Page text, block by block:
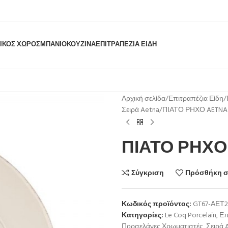
ΧΩΡΟΣΜΠΆΝΙΟΚΟΥΖΊΝΑΕΠΙΤΡΑΠΈΖΙΑ ΕΊΔΗ
Αρχική σελίδα Επιτραπέζια Είδη
Σειρά Aetna ΠΙΑΤΟ ΡΗΧΟ AETNA
ΠΙΑΤΟ ΡΗΧΟ
Σύγκριση Πρόσθήκη
Κωδικός προϊόντος: GT67-
Κατηγορίες: Le Coq Porcelain,